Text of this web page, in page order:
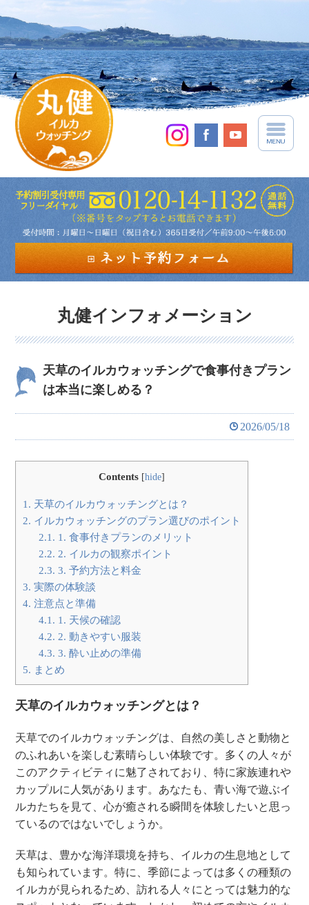
丸健インフォメーション
天草のイルカウォッチングで食事付きプラン
は本当に楽しめる？
2026/05/18
Contents [hide]
1. 天草のイルカウォッチングとは？
2. イルカウォッチングのプラン選びのポイント
2.1. 1. 食事付きプランのメリット
2.2. 2. イルカの観察ポイント
2.3. 3. 予約方法と料金
3. 実際の体験談
4. 注意点と準備
4.1. 1. 天候の確認
4.2. 2. 動きやすい服装
4.3. 3. 酔い止めの準備
5. まとめ
天草のイルカウォッチングとは？
天草でのイルカウォッチングは、自然の美しさと動物と
のふれあいを楽しむ素晴らしい体験です。多くの人々が
このアクティビティに魅了されており、特に家族連れや
カップルに人気があります。あなたも、青い海で遊ぶイ
ルカたちを見て、心が癒される瞬間を体験したいと思っ
ているのではないでしょうか。
天草は、豊かな海洋環境を持ち、イルカの生息地として
も知られています。特に、季節によっては多くの種類の
イルカが見られるため、訪れる人々にとっては魅力的な